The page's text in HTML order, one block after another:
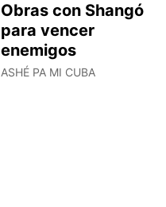
Obras con Shangó
para vencer
enemigos
ASHÉ PA MI CUBA